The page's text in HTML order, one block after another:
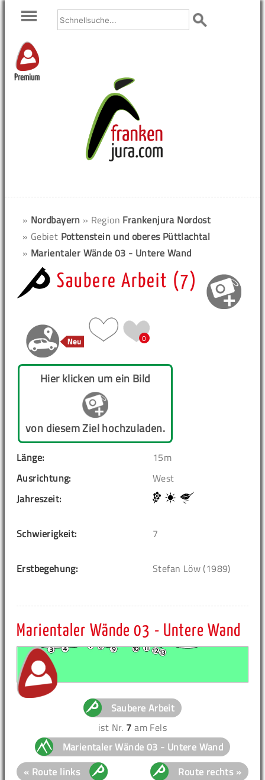
Premium
» Nordbayern » Region Frankenjura Nordost
» Gebiet Pottenstein und oberes Püttlachtal
» Marientaler Wände 03 - Untere Wand
Saubere Arbeit (7)
0
Hier klicken um ein Bild
von diesem Ziel hochzuladen.
Länge:
15m
Ausrichtung:
West
Jahreszeit:
Schwierigkeit: 7
Erstbegehung: Stefan Löw (1989)
Marientaler Wände 03 - Untere Wand
Saubere Arbeit
ist Nr. 7 am Fels
Marientaler Wände 03 - Untere Wand
« Route links
Route rechts »